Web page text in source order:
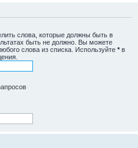
слова, которые должны быть в
быть не должно. Вы можете
слова из списка. Используйте * в